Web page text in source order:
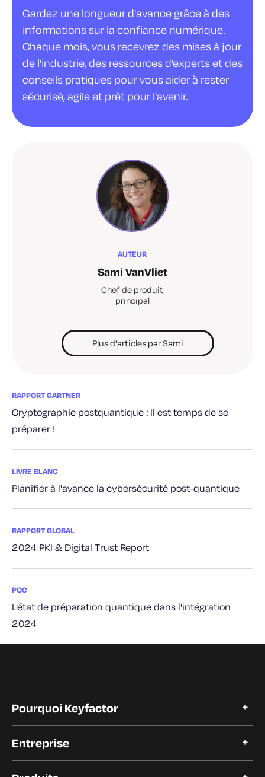
Gardez une longueur d'avance grâce à des
informations sur la confiance numérique.
Chaque mois, vous recevrez des mises à jour
de l'industrie, des ressources d'experts et des
conseils pratiques pour vous aider à rester
sécurisé, agile et prêt pour l'avenir.
AUTEUR
Sami VanVliet
Chef de produit
principal
Plus d'articles par Sami
RAPPORT GARTNER
Cryptographie postquantique : Il est temps de se
préparer !
LIVRE BLANC
Planifier à l'avance la cybersécurité post-quantique
RAPPORT GLOBAL
2024 PKI & Digital Trust Report
PQC
L'état de préparation quantique dans l'intégration
2024
Pourquoi Keyfactor
Témoignages de clients
Entreprise